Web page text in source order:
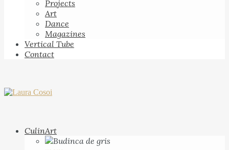
Projects
Art
Dance
Magazines
Vertical Tube
Contact
CulinArt